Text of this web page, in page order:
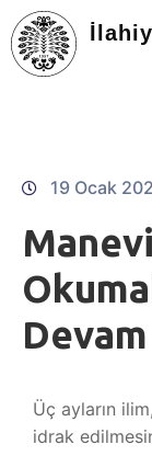
EĞITIM
ARAŞTIRMA
TOPLUMA KATKI
FORMLAR
BILGI BANKASI
19 Ocak
Üç ayların
idrak